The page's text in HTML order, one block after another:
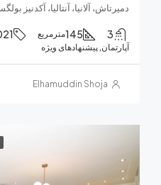
آلانیا، آنتالیا، آکدنیز بولگسی، ترکیه
145 مترمربع DD - 021
پیشنهادهای ویژه
Elhamuddin Shoja